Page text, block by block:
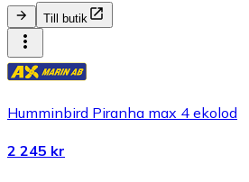
Till butik
Humminbird Piranha max 4 ekolod
2 245 kr